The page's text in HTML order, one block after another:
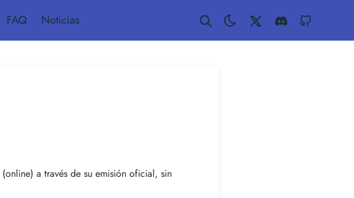
FAQ Noticias Twitter Discord
(online) a través de su emisión oficial, sin